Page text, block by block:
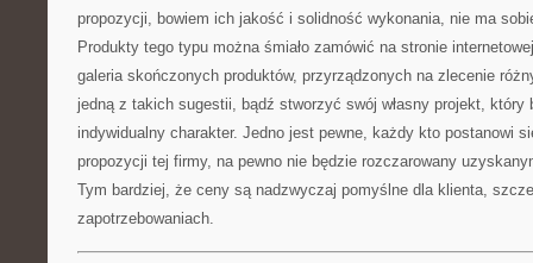
propozycji, bowiem ich jakość i solidność wykonania, nie ma
Produkty tego typu można śmiało zamówić na stronie
galeria skończonych produktów, przyrządzonych na zlecenie
jedną z takich sugestii, bądź stworzyć swój własny projekt, który
indywidualny charakter. Jedno jest pewne, każdy kto postanowi
propozycji tej firmy, na pewno nie będzie rozczarowany
Tym bardziej, że ceny są nadzwyczaj pomyślne dla klienta,
zapotrzebowaniach.